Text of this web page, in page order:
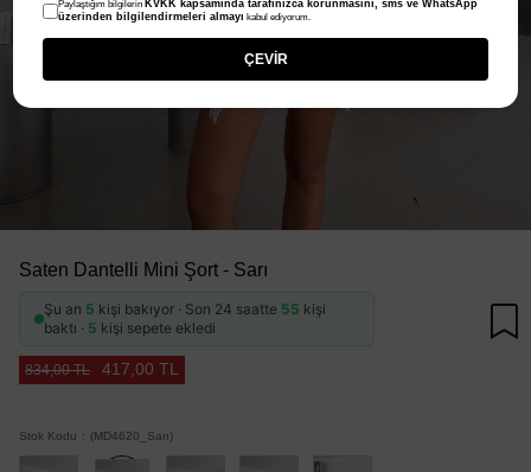
Saten Dantelli Mini Şort - Sarı
Şu an 5 kişi bakıyor · Son 24 saatte 55 kişi
baktı · 5 kişi sepete ekledi
834,00 TL 417,00 TL
Stok Kodu (MD4620_Sarı)
Paylaştığım bilgilerin KVKK kapsamında tarafınızca korunmasını, sms ve WhatsApp
üzerinden bilgilendirmeleri almayı kabul ediyorum.
ÇEVİR